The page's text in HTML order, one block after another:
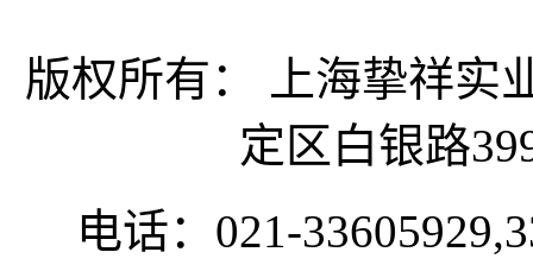
版权所有： 上海挚祥
定区白银路
电话：021-